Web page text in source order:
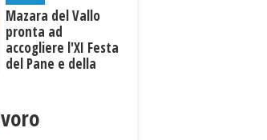
Mazara del Vallo
pronta ad
accogliere l'XI Festa
del Pane e della